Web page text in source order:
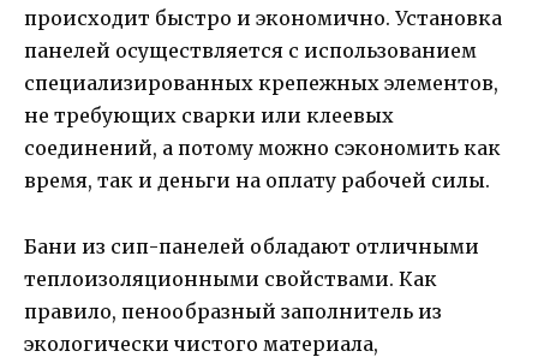
происходит быстро и экономично. Установка
панелей осуществляется с использованием
специализированных крепежных элементов,
не требующих сварки или клеевых
соединений, а потому можно сэкономить как
время, так и деньги на оплату рабочей силы.
Бани из сип-панелей обладают отличными
теплоизоляционными свойствами. Как
правило, пенообразный заполнитель из
экологически чистого материала,